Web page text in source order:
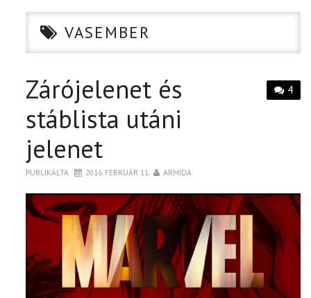
CIKK
PÓLÓ RENDELÉS
VASEMBER
4
Zárójelenet és
stáblista utáni
jelenet
PUBLIKÁLTA 2016. FEBRUÁR 11. ARMIDA